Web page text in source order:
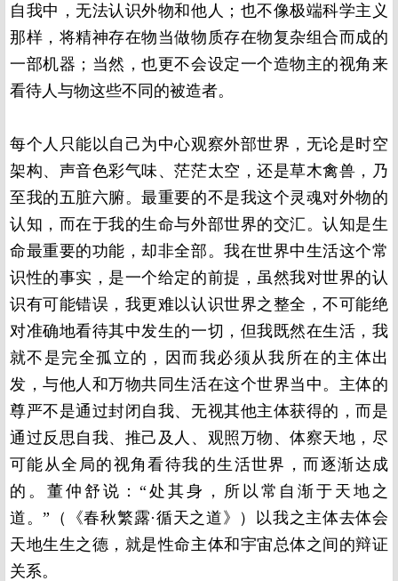
自我中，无法认识外物和他人；也不像极端科学主义
那样，将精神存在物当做物质存在物复杂组合而成的
一部机器；当然，也更不会设定一个造物主的视角来
看待人与物这些不同的被造者。
每个人只能以自己为中心观察外部世界，无论是时空
架构、声音色彩气味、茫茫太空，还是草木禽兽，乃
至我的五脏六腑。最重要的不是我这个灵魂对外物的
认知，而在于我的生命与外部世界的交汇。认知是生
命最重要的功能，却非全部。我在世界中生活这个常
识性的事实，是一个给定的前提，虽然我对世界的认
识有可能错误，我更难以认识世界之整全，不可能绝
对准确地看待其中发生的一切，但我既然在生活，我
就不是完全孤立的，因而我必须从我所在的主体出
发，与他人和万物共同生活在这个世界当中。主体的
尊严不是通过封闭自我、无视其他主体获得的，而是
通过反思自我、推己及人、观照万物、体察天地，尽
可能从全局的视角看待我的生活世界，而逐渐达成
的。董仲舒说：“处其身，所以常自渐于天地之
道。”（《春秋繁露·循天之道》）以我之主体去体会
天地生生之德，就是性命主体和宇宙总体之间的辩证
关系。